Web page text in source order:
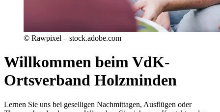
© Rawpixel – stock.adobe.com
Willkommen beim VdK-
Ortsverband Holzminden
Lernen Sie uns bei geselligen Nachmittagen, Ausflügen oder